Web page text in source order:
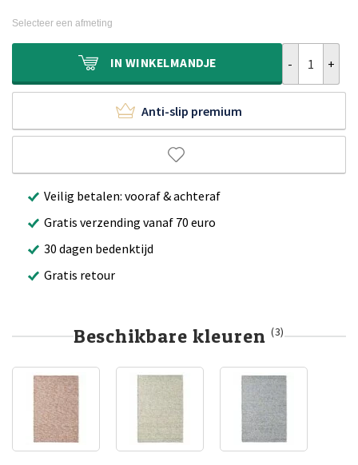
Selecteer een afmeting
IN WINKELMANDJE
Anti-slip premium
Veilig betalen: vooraf & achteraf
Gratis verzending vanaf 70 euro
30 dagen bedenktijd
Gratis retour
Beschikbare kleuren (3)